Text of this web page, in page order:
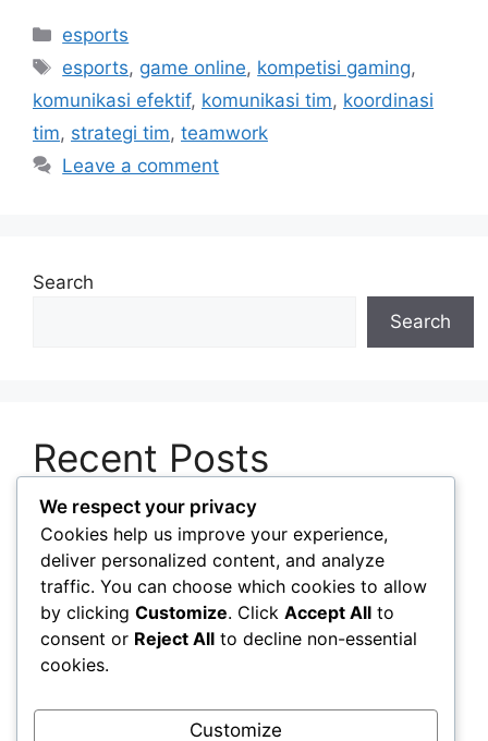
Categories
esports
Tags
esports, game online, kompetisi gaming,
komunikasi efektif, komunikasi tim, koordinasi
tim, strategi tim, teamwork
Leave a comment
Search
Search
Recent Posts
Cara Studio Independen Mengembangkan
Game dengan Sumber Daya Terbatas
Peran Penguji Game dalam Menemukan
Masalah sebelum Produk Dirilis
Mengenal Tahapan Pengembangan Game dari
Konsep hingga Peluncuran
Perkembangan Distribusi Game dari Media Fisik
menuju Platform Digital
We respect your privacy
Cookies help us improve your experience,
deliver personalized content, and analyze
traffic. You can choose which cookies to allow
by clicking Customize. Click Accept All to
consent or Reject All to decline non-essential
cookies.
Customize